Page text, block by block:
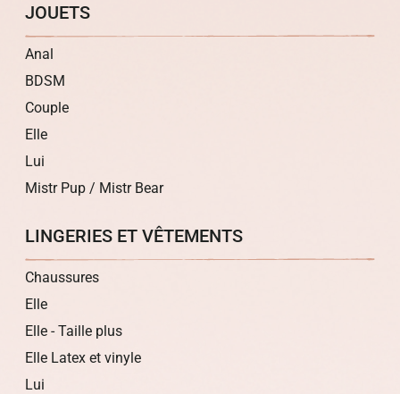
JOUETS
Anal
BDSM
Couple
Elle
Lui
Mistr Pup / Mistr Bear
LINGERIES ET VÊTEMENTS
Chaussures
Elle
Elle - Taille plus
Elle Latex et vinyle
Lui